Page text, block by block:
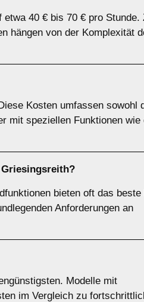
40 € bis 70 € pro
hängen von der Komplexität
Kosten umfassen sowohl
mit speziellen Funktionen
bieten oft das beste
Anforderungen an
Modelle mit
im Vergleich zu